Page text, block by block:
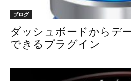
ブログ
ダッシュボードからデ
できるプラグイン